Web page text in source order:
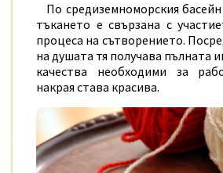
По средиземноморския
тъкането е свързана с
процеса на сътворението.
на душата тя получава пълната
качества необходими за
накрая става красива.